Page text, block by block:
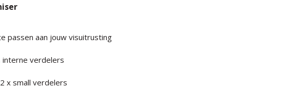
passen aan jouw visuitrusting
verdelers
x small verdelers